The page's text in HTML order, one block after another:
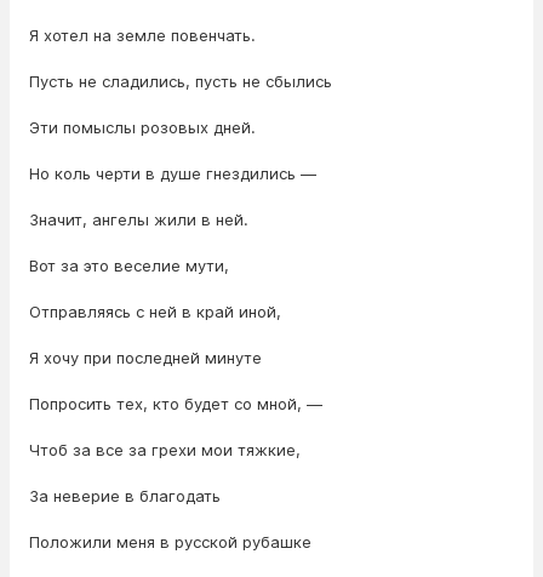
Я хотел на земле повенчать.
Пусть не сладились, пусть не сбылись
Эти помыслы розовых дней.
Но коль черти в душе гнездились —
Значит, ангелы жили в ней.
Вот за это веселие мути,
Отправляясь с ней в край иной,
Я хочу при последней минуте
Попросить тех, кто будет со мной, —
Чтоб за все за грехи мои тяжкие,
За неверие в благодать
Положили меня в русской рубашке